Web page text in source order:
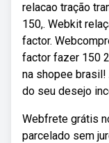
relacao tração
150,. Webkit
factor.
factor fazer 150
na shopee
do seu desejo
Webfrete grátis
parcelado sem